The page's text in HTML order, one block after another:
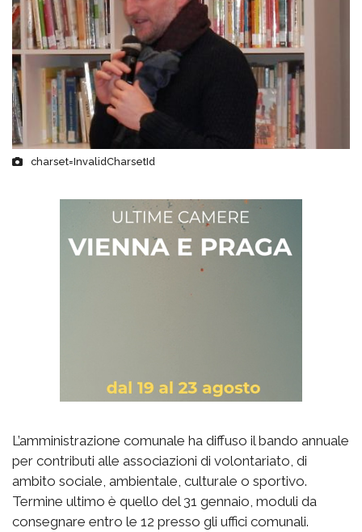
charset=InvalidCharsetId
L’amministrazione comunale ha diffuso il bando annuale
per contributi alle associazioni di volontariato, di
ambito sociale, ambientale, culturale o sportivo.
Termine ultimo è quello del 31 gennaio, moduli da
consegnare entro le 12 presso gli uffici comunali.